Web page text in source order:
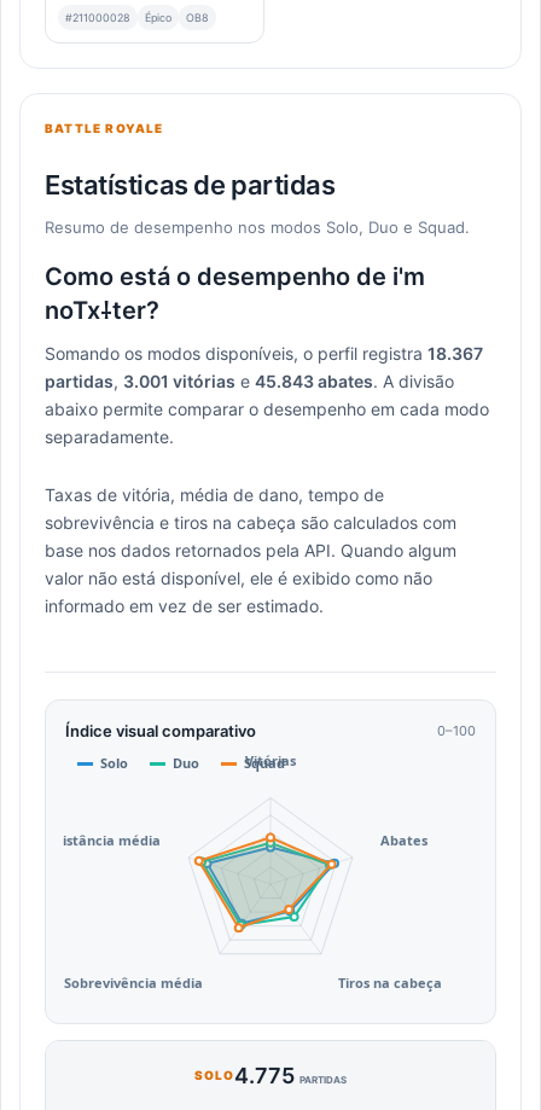
#211000028 Épico OB8
BATTLE ROYALE
Estatísticas de partidas
Resumo de desempenho nos modos Solo, Duo e Squad.
Como está o desempenho de i'mﾠ
noTx⸸ter?
Somando os modos disponíveis, o perfil registra 18.367
partidas, 3.001 vitórias e 45.843 abates. A divisão
abaixo permite comparar o desempenho em cada modo
separadamente.
Taxas de vitória, média de dano, tempo de
sobrevivência e tiros na cabeça são calculados com
base nos dados retornados pela API. Quando algum
valor não está disponível, ele é exibido como não
informado em vez de ser estimado.
Índice visual comparativo 0–100
SOLO4.775 PARTIDAS